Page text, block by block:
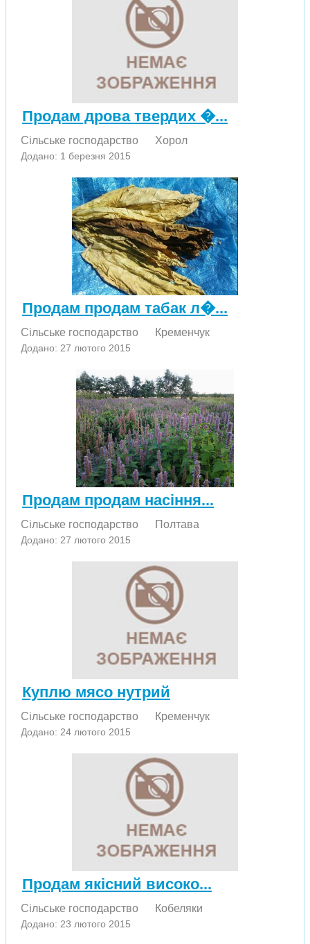
Продам дрова твердих �...
Сільське господарство Хорол
Додано: 1 березня 2015
Продам продам табак л�...
Сільське господарство Кременчук
Додано: 27 лютого 2015
Продам продам насіння...
Сільське господарство Полтава
Додано: 27 лютого 2015
Куплю мясо нутрий
Сільське господарство Кременчук
Додано: 24 лютого 2015
Продам якісний високо...
Сільське господарство Кобеляки
Додано: 23 лютого 2015